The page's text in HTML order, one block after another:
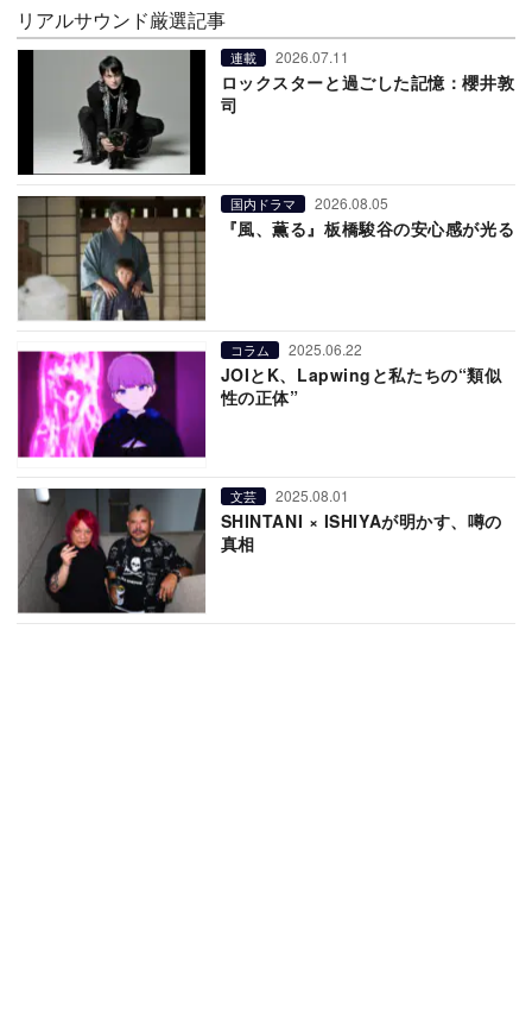
リアルサウンド厳選記事
連載 2026.07.11
ロックスターと過ごした記憶：櫻井敦
司
国内ドラマ 2026.08.05
『風、薫る』板橋駿谷の安心感が光る
コラム 2025.06.22
JOIとK、Lapwingと私たちの“類似
性の正体”
文芸 2025.08.01
SHINTANI × ISHIYAが明かす、噂の
真相